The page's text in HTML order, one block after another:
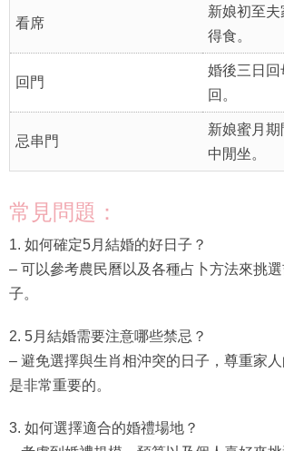
看席
新娘初至
得食。
回門
婚後三日回
回。
忌串門
新娘蜜月
中閒坐。
常見問題：
1. 如何確定5月結婚的好日子？
– 可以參考農民曆以及各種占卜方法來挑選
子。
2. 5月結婚需要注意哪些禁忌？
– 避免選擇與生肖相沖突的日子，尊重家
是非常重要的。
3. 如何選擇適合的婚禮場地？